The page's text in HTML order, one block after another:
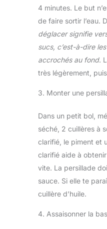
4 minutes. Le but
de faire sortir l’eau.
déglacer signifie
sucs, c’est-à-dire
accrochés au fond.
très légèrement,
3. Monter une
Dans un petit bol,
séché, 2 cuillères à
clarifié, le piment et
clarifié aide à
vite. La persillade
sauce. Si elle te
cuillère d’huile.
4. Assaisonner la